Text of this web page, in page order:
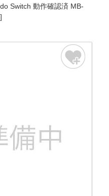
Switch 動作確認済 MB-